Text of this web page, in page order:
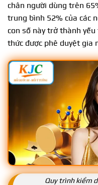
chân người dùng trên
trung bình 52% của các
con số này trở thành
thức được phê duyệt gia
Quy trình kiểm